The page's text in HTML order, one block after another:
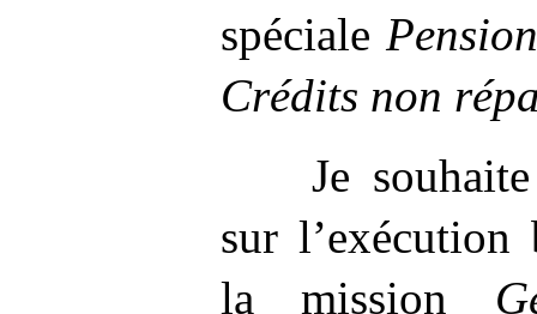
spéciale
Crédits non
Je
sur l’exécution
la mission